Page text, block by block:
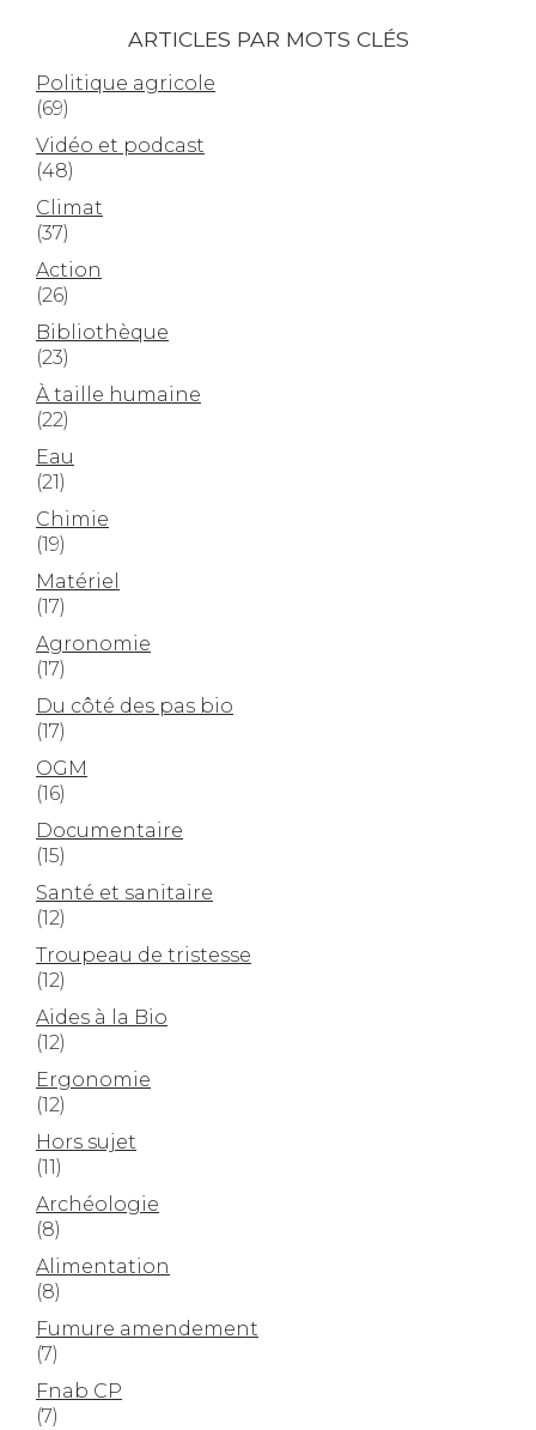
ARTICLES PAR MOTS CLÉS
Politique agricole
(69)
Vidéo et podcast
(48)
Climat
(37)
Action
(26)
Bibliothèque
(23)
À taille humaine
(22)
Eau
(21)
Chimie
(19)
Matériel
(17)
Agronomie
(17)
Du côté des pas bio
(17)
OGM
(16)
Documentaire
(15)
Santé et sanitaire
(12)
Troupeau de tristesse
(12)
Aides à la Bio
(12)
Ergonomie
(12)
Hors sujet
(11)
Archéologie
(8)
Alimentation
(8)
Fumure amendement
(7)
Fnab CP
(7)